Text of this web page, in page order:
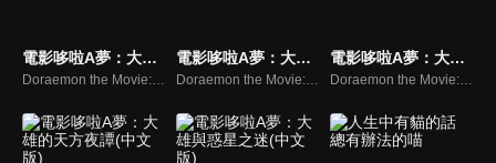
電影哆啦A夢：大雄與夢幻三劍士(中文版) 電影哆啦A夢：大雄與迷宮之旅(中文版)
Doraemon the Movie: Nobita and the Tin Labyrinth
電影哆啦A夢：大雄與雲之王國(中文版)
Doraemon the Movie: Nobita and the Kingdom of Clouds